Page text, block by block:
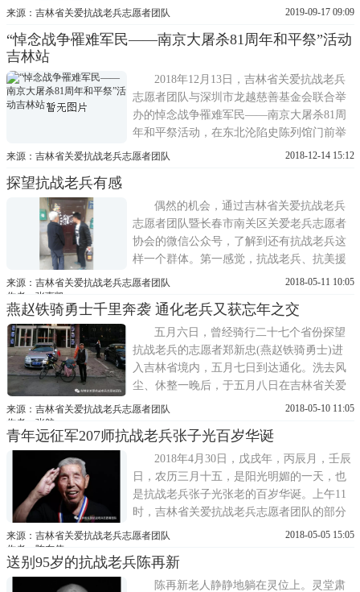
为张老提前预订好宾馆，并在宾馆旁边为他
多，吉林省关爱抗战老兵志愿者团队志愿者
尔眼科检查眼睛。由于
来源：吉林省关爱抗战老兵志愿者团队 2019-09-17 09:09
“悼念战争罹难军民——南京大屠杀81周年和平祭”活动
吉林站
2018年12月13日，吉林省关爱抗战老兵
志愿者团队与深圳市龙越慈善基金会联合举
办的悼念战争罹难军民——南京大屠杀81周
年和平祭活动，在东北沦陷史陈列馆门前举
行。天气很冷，冻得人伸不出手。但八十一
花，一早就来到东北沦陷史陈列馆，布置12
13活动的场地。菊花刚
来源：吉林省关爱抗战老兵志愿者团队 2018-12-14 15:12
探望抗战老兵有感
偶然的机会，通过吉林省关爱抗战老兵
志愿者团队暨长春市南关区关爱老兵志愿者
协会的微信公众号，了解到还有抗战老兵这
样一个群体。第一感觉，抗战老兵、抗美援
朝老兵仿佛离我们的生活已经很远，有幸活
时光的流逝会越来越少，总有一天，他们会
悄然远去，总有一天，他们的身影会消失在
我们的视线里。这是一个不太好找...
来源：吉林省关爱抗战老兵志愿者团队
作者：张惠凯
2018-05-11 10:05
燕赵铁骑勇士千里奔袭 通化老兵又获忘年之交
五月六日，曾经骑行二十七个省份探望
抗战老兵的志愿者郑新忠(燕赵铁骑勇士)进
入吉林省境内，五月七日到达通化。洗去风
尘、休整一晚后，于五月八日在吉林省关爱
抗战老兵志愿者团队志愿者王莹丽等人的陪
日老兵——王朝云老爷爷，之后又前往靖宇
烈士陵园，祭奠瞻仰抗日英烈杨靖宇将军。
王朝云老兵见到千里之外的志愿者...
来源：吉林省关爱抗战老兵志愿者团队
作者：张航
2018-05-10 11:05
青年远征军207师抗战老兵张子光百岁华诞
2018年4月30日，戊戌年，丙辰月，壬辰
日，农历三月十五，是阳光明媚的一天，也
是抗战老兵张子光张老的百岁华诞。上午11
时，吉林省关爱抗战老兵志愿者团队的部分
志愿者以及长春小义工驱车前往吉林市，带
愿者的祝福，同时也带来给张老的慰问礼物
和寿金，祝福老人家百岁生辰快乐，祝愿张
来源：吉林省关爱抗战老兵志愿者团队
作者：陈东伟
2018-05-05 15:05
送别95岁的抗战老兵陈再新
陈再新老人静静地躺在灵位上。灵堂肃